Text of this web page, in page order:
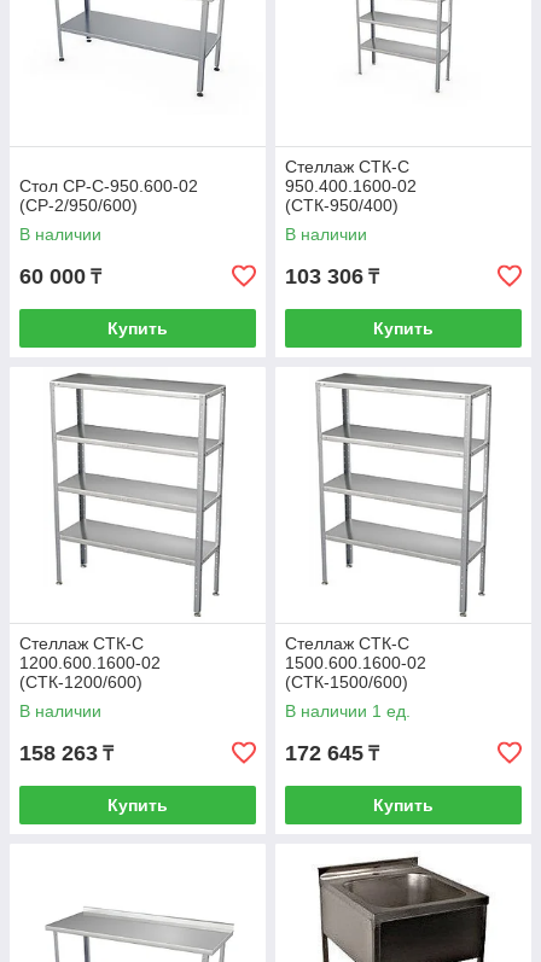
Стол СР-С-950.600-02
(СР-2/950/600)
В наличии
60 000 ₸
Купить
Стеллаж СТК-С
950.400.1600-02
(СТК-950/400)
В наличии
103 306 ₸
Купить
Стеллаж СТК-С
1200.600.1600-02
(СТК-1200/600)
В наличии
158 263 ₸
Купить
Стеллаж СТК-С
1500.600.1600-02
(СТК-1500/600)
В наличии 1 ед.
172 645 ₸
Купить